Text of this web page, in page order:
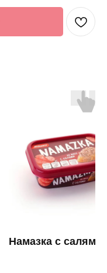
Намазка с салями